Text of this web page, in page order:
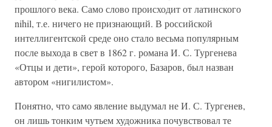
прошлого века. Само слово происходит от латинского
nihil, т.е. ничего не признающий. В российской
интеллигентской среде оно стало весьма популярным
после выхода в свет в 1862 г. романа И. С. Тургенева
«Отцы и дети», герой которого, Базаров, был назван
автором «нигилистом».
Понятно, что само явление выдумал не И. С. Тургенев,
он лишь тонким чутьем художника почувствовал те